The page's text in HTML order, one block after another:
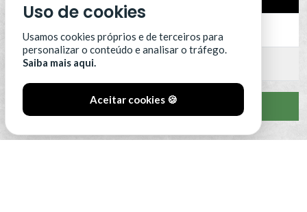
FC Vizela
Portimonense
VER CLASSIFICAÇÃO COMPLETA
Uso de cookies
Usamos cookies próprios e de terceiros para
personalizar o conteúdo e analisar o tráfego.
Saiba mais aqui.
Aceitar cookies 🍪